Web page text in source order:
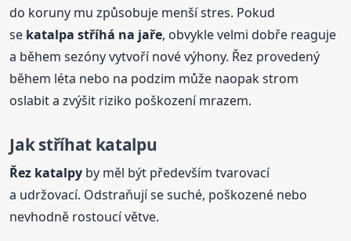
do koruny mu způsobuje menší stres. Pokud
se katalpa stříhá na jaře, obvykle velmi dobře reaguje
a během sezóny vytvoří nové výhony. Řez provedený
během léta nebo na podzim může naopak strom
oslabit a zvýšit riziko poškození mrazem.
Jak stříhat katalpu
Řez katalpy by měl být především tvarovací
a udržovací. Odstraňují se suché, poškozené nebo
nevhodně rostoucí větve.